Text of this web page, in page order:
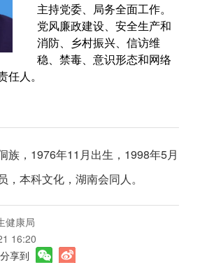
主持党委、局务全面工作。
党风廉政建设、安全生产和
消防、乡村振兴、信访维
稳、禁毒、意识形态和网络
人。
族，1976年11月出生，1998年5月
，本科文化，湖南会同人。
健康局
16:20
分享到